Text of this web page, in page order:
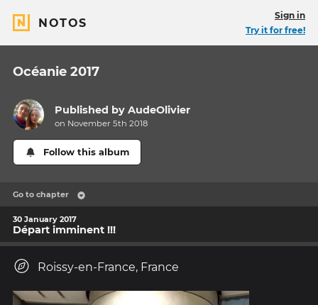
NOTOS
Sign in
Try it for free!
Océanie 2017
Published byAudeOlivier
on November 5th 2018
Follow this album
Go to chapter
30 January 2017
Départ imminent !!!
Roissy-en-France, France